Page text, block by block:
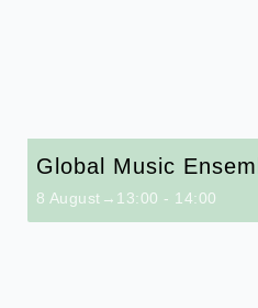
Global Music
8 August→13:00 - 14:00